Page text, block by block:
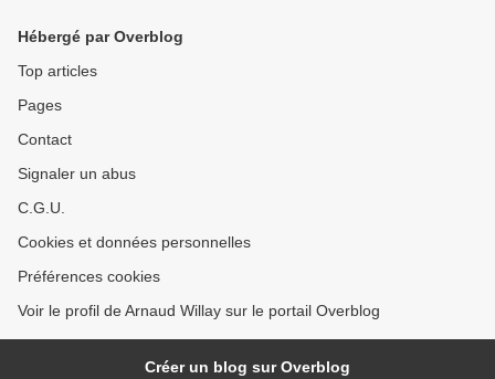
Hébergé par Overblog
Top articles
Pages
Contact
Signaler un abus
C.G.U.
Cookies et données personnelles
Préférences cookies
Voir le profil de Arnaud Willay sur le portail Overblog
Créer un blog sur Overblog